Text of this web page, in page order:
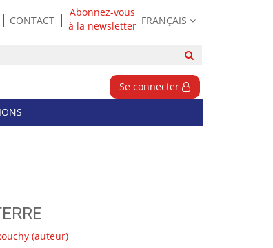
CONTACT
Abonnez-vous
à la newsletter FRANÇAIS
Se connecter
(auteur)